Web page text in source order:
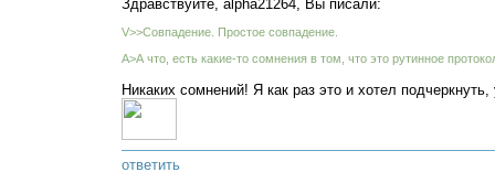
Здравствуйте, alpha21264, Вы писали:
V>>Совпадение. Простое совпадение.
A>А что, есть какие-то сомнения в том, что это рутинное
Никаких сомнений! Я как раз это и хотел
ответить